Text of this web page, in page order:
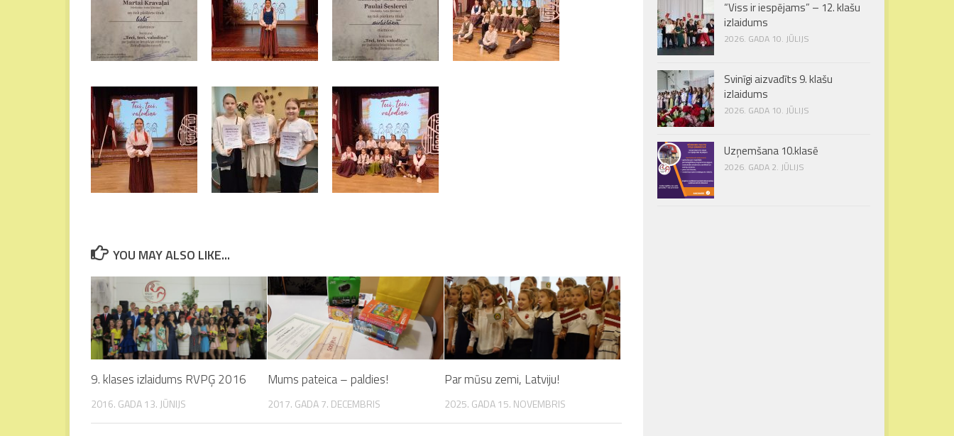
YOU MAY ALSO LIKE...
9. klases izlaidums RVPĢ 2016
2016. GADA 13. JŪNIJS
Mums pateica – paldies!
2017. GADA 7. DECEMBRIS
Par mūsu zemi, Latviju!
2025. GADA 15. NOVEMBRIS
“Viss ir iespējams” – 12. klašu
izlaidums
2026. GADA 10. JŪLIJS
Svinīgi aizvadīts 9. klašu
izlaidums
2026. GADA 10. JŪLIJS
Uzņemšana 10.klasē
2026. GADA 2. JŪLIJS